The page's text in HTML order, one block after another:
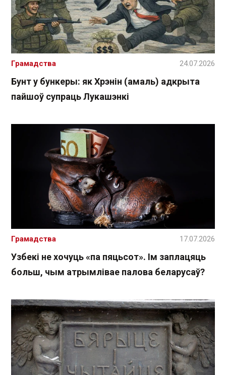
Бунт у бункеры: як Хрэнін (амаль) адкрыта
пайшоў супраць Лукашэнкі
Грамадства 24.07.2026
Узбекі не хочуць «па пяцьсот». Ім заплацяць
больш, чым атрымлівае палова беларусаў?
Грамадства 17.07.2026